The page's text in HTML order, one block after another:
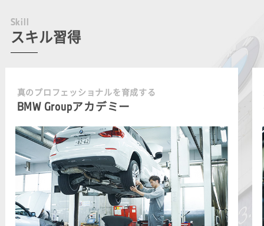
Skill
スキル習得
真のプロフェッショナルを育成する
BMW Groupアカデミー